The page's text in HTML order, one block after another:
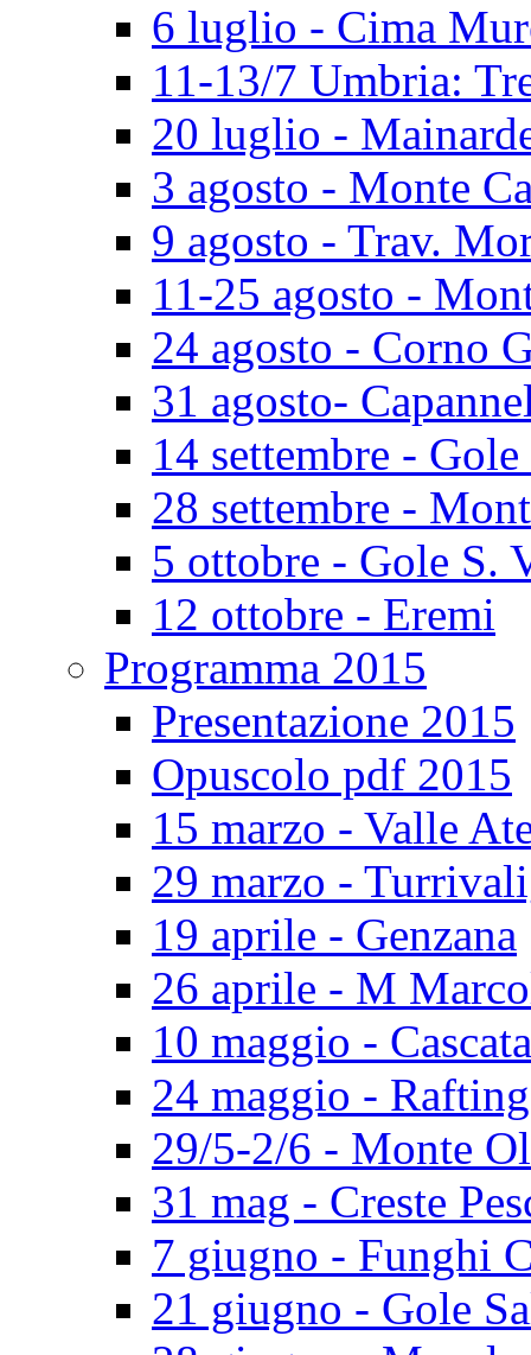
6 luglio - Cima
11-13/7 Umbria:
20 luglio -
3 agosto - Monte
9 agosto - Trav.
11-25 agosto -
24 agosto - Corno
31 agosto-
14 settembre -
28 settembre -
5 ottobre - Gole S.
12 ottobre - Eremi
Programma 2015
Presentazione 2015
Opuscolo pdf 2015
15 marzo - Valle
29 marzo -
19 aprile - Genzana
26 aprile - M
10 maggio -
24 maggio -
29/5-2/6 - Monte
31 mag - Creste
7 giugno - Funghi
21 giugno - Gole